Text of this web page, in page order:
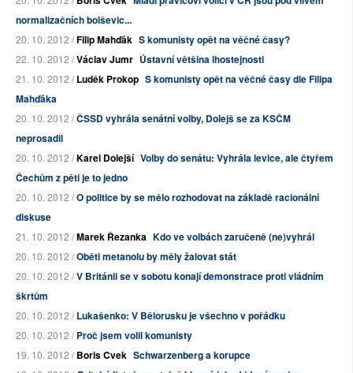
normalizačních bolševic...
20. 10. 2012 /Filip Mahďák S komunisty opět na věčné časy?
22. 10. 2012 /Václav Jumr Ústavní většina lhostejnosti
21. 10. 2012 /Luděk Prokop S komunisty opět na věčné časy dle Filipa
Mahďáka
20. 10. 2012 /ČSSD vyhrála senátní volby, Dolejš se za KSČM
neprosadil
20. 10. 2012 /Karel Dolejší Volby do senátu: Vyhrála levice, ale čtyřem
Čechům z pěti je to jedno
20. 10. 2012 /O politice by se mělo rozhodovat na základě racionální
diskuse
21. 10. 2012 /Marek Řezanka Kdo ve volbách zaručeně (ne)vyhrál
20. 10. 2012 /Oběti metanolu by měly žalovat stát
20. 10. 2012 /V Británii se v sobotu konají demonstrace proti vládním
škrtům
20. 10. 2012 /Lukašenko: V Bělorusku je všechno v pořádku
20. 10. 2012 /Proč jsem volil komunisty
19. 10. 2012 /Boris Cvek Schwarzenberg a korupce